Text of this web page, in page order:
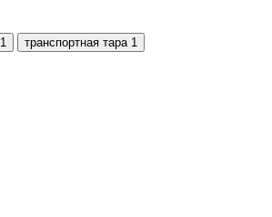
1 транспортная тара 1